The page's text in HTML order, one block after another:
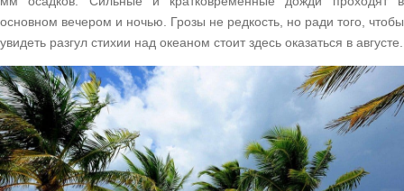
основном вечером и ночью. Грозы не редкость, но ради того, чтобы
увидеть разгул стихии над океаном стоит здесь оказаться в августе.